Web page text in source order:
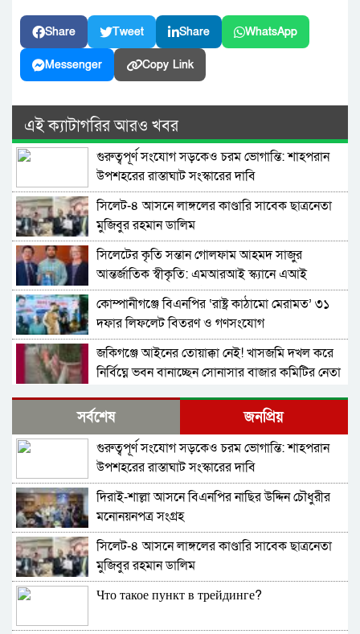
Share Tweet Share WhatsApp
Messenger Copy Link
এই ক্যাটাগরির আরও খবর
গুরুত্বপূর্ণ সংযোগ সড়কেও চরম ভোগান্তি: শাহপরান
উপশহরের রাস্তাঘাট সংস্কারের দাবি
সিলেট-৪ আসনে লাঙ্গলের কাণ্ডারি সাবেক ছাত্রনেতা
মুজিবুর রহমান ডালিম
সিলেটের কৃতি সন্তান গোলফাম আহমদ সাজুর
আন্তর্জাতিক স্বীকৃতি: এমআরআই স্ক্যানে এআই
প্রয়োগে পিএইচডি অর্জন
কোম্পানীগঞ্জে বিএনপির ‘রাষ্ট্র কাঠামো মেরামত’ ৩১
দফার লিফলেট বিতরণ ও গণসংযোগ
জকিগঞ্জে আইনের তোয়াক্কা নেই! খাসজমি দখল করে
নির্বিঘ্নে ভবন বানাচ্ছেন সোনাসার বাজার কমিটির নেতা
বন্ধ থাকবে সিলেটের ৭টি এলাকায় দীর্ঘ ৯ ঘণ্টা বিদ্যুৎ
নিরাপত্তাহীনতায় লাভলুর পরিবার: সিলেটে সশস্ত্র
হামলায়, লুন্ঠিত অর্থ-স্বর্ণ
জলবায়ূ পরিবর্তনে হুমকির মুখে সিলেট
স্টার এক্সিলেন্স অ্যাওয়ার্ড ২০২৫-এ ভূষিত সাংবাদিক
চৌধুরী জীবন
ন্যাব নেতৃবৃন্দের ওসমানী মেডিক্যাল কলেজ এর
সর্বশেষ জনপ্রিয়
গুরুত্বপূর্ণ সংযোগ সড়কেও চরম ভোগান্তি: শাহপরান
উপশহরের রাস্তাঘাট সংস্কারের দাবি
দিরাই-শাল্লা আসনে বিএনপির নাছির উদ্দিন চৌধুরীর
মনোনয়নপত্র সংগ্রহ
সিলেট-৪ আসনে লাঙ্গলের কাণ্ডারি সাবেক ছাত্রনেতা
মুজিবুর রহমান ডালিম
Что такое пункт в трейдинге?